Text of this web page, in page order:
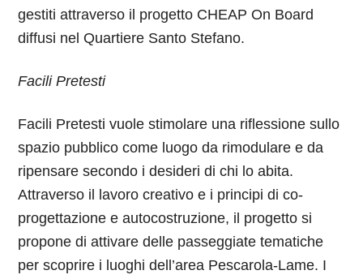
gestiti attraverso il progetto CHEAP On Board
diffusi nel Quartiere Santo Stefano.
Facili Pretesti
Facili Pretesti vuole stimolare una riflessione sullo
spazio pubblico come luogo da rimodulare e da
ripensare secondo i desideri di chi lo abita.
Attraverso il lavoro creativo e i principi di co-
progettazione e autocostruzione, il progetto si
propone di attivare delle passeggiate tematiche
per scoprire i luoghi dell’area Pescarola-Lame. I